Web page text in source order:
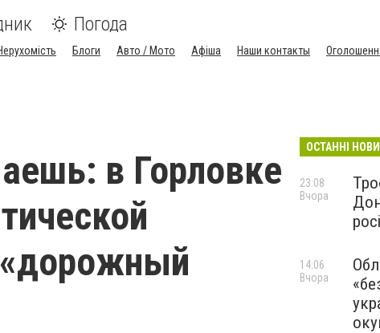
Погода
Блоги Авто / Мото Афіша Наши контакты
в Горловке
«дорожный
ОСТАННІ
23:08
Вчора
14:06
Вчора